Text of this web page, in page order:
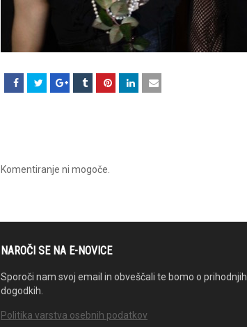
Komentiranje ni mogoče.
NAROČI SE NA E-NOVICE
Sporoči nam svoj email in obveščali te bomo o prihodnjih
dogodkih.
Politika varstva osebnih podatkov